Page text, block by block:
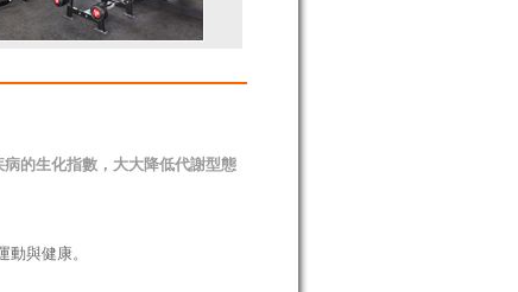
的生化指數，大大降低代謝型態
與健康。